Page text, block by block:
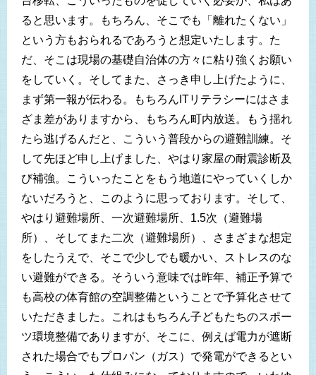
ると思います。もちろん、そこでも「離れたくない」
という方もおられるであろうと想定いたします。た
だ、そこは現場の基礎自治体の方々に粘り強くお願い
をしていく。そしてまた、さっき申し上げたように、
まず第一報が伝わる。もちろんITリテラシーにはさま
ざま差がありますから、もちろん町内放送。もう揺れ
たら逃げるんだと、こういう普段からの避難訓練。そ
して先ほど申し上げました、やはり家屋の耐震診断及
び補強。こういったことをもう地道にやっていくしか
ないだろうと、このように思っております。そして、
やはり避難場所、一次避難場所、1.5次（避難場
所）、そしてまた二次（避難場所）、さまざまな想定
をしたうえで、そこで少しでも暖かい、ストレスのな
い避難ができる。そういう意味では昨年、補正予算で
も高校の体育館の空調整備ということで予算化させて
いただきました。これはもちろん子どもたちのスポー
ツ環境整備でありますが、そこに、例えば電力が遮断
された場合でもプロパン（ガス）で発電ができるとい